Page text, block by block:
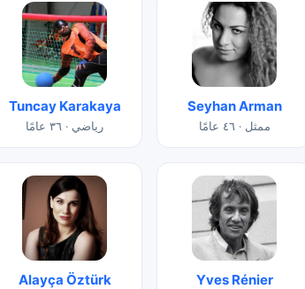
Seyhan Arman
ممثل · ٤٦ عامًا
Tuncay Karakaya
رياضي · ٣٦ عامًا
Yves Rénier
Alayça Öztürk